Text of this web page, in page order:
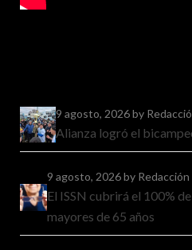
9 agosto, 2026by
Alianza logró el
9 agosto, 2026by Redacción
El ISSN cubrirá el 100%
mayores de 65 años